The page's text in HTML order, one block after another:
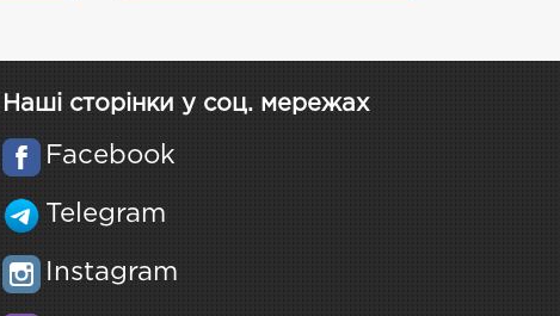
Наші сторінки у соц. мережах
Facebook
Telegram
Instagram